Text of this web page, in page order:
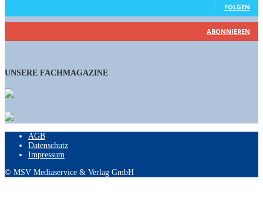
FOLGEN
460 Abonnenten
ABONNIEREN
UNSERE FACHMAGAZINE
AGB
Datenschutz
Impressum
© MSV Mediaservice & Verlag GmbH